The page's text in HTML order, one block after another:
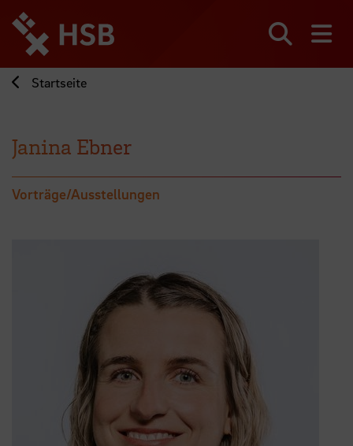
zum
Seiteninhalt
springen
Startseite
Janina Ebner
Vorträge/Ausstellungen